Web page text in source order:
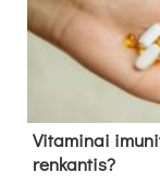
Vitaminai
renkantis?